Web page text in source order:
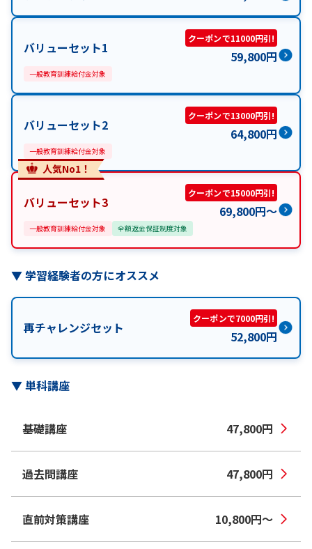
バリューセット1
クーポンで11000円引!
59,800円
一般教育訓練給付金対象
バリューセット2
クーポンで13000円引!
64,800円
一般教育訓練給付金対象
人気No1！
バリューセット3
クーポンで15000円引!
69,800円〜
一般教育訓練給付金対象 全額返金保証制度対象
▼学習経験者の方にオススメ
再チャレンジセット
クーポンで7000円引!
52,800円
▼単科講座
基礎講座 47,800円
過去問講座 47,800円
直前対策講座 10,800円〜